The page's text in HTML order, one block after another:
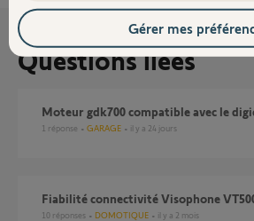
Questions liées
Moteur gdk700 compatible avec le
1 réponse GARAGE il y a 24 jours
Fiabilité connectivité Visophone
10 réponses DOMOTIQUE il y a 2 mois
Gérer mes